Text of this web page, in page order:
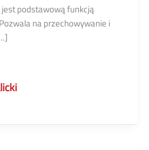
podstawową funkcją
na przechowywanie i